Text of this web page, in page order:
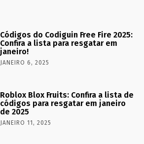
Códigos do Codiguin Free Fire 2025:
Confira a lista para resgatar em
janeiro!
JANEIRO 6, 2025
Roblox Blox Fruits: Confira a lista de
códigos para resgatar em janeiro
de 2025
JANEIRO 11, 2025